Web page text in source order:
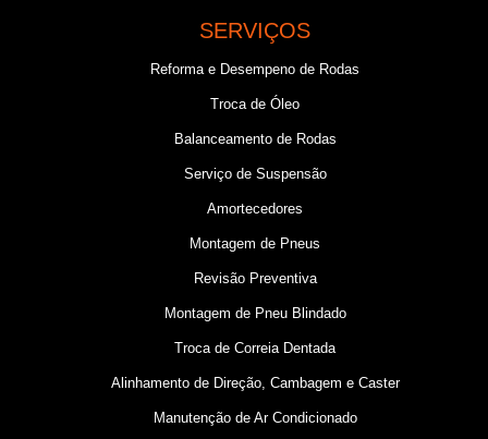
SERVIÇOS
Reforma e Desempeno de Rodas
Troca de Óleo
Balanceamento de Rodas
Serviço de Suspensão
Amortecedores
Montagem de Pneus
Revisão Preventiva
Montagem de Pneu Blindado
Troca de Correia Dentada
Alinhamento de Direção, Cambagem e Caster
Manutenção de Ar Condicionado